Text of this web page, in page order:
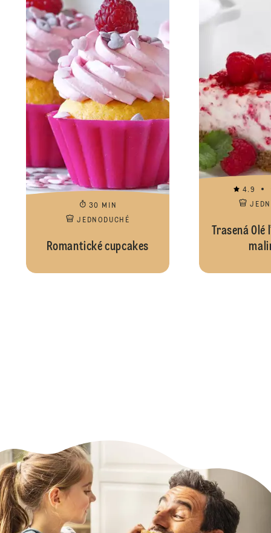
30 MIN
JEDNODUCHÉ
Romantické cupcakes
4.9
Trasená